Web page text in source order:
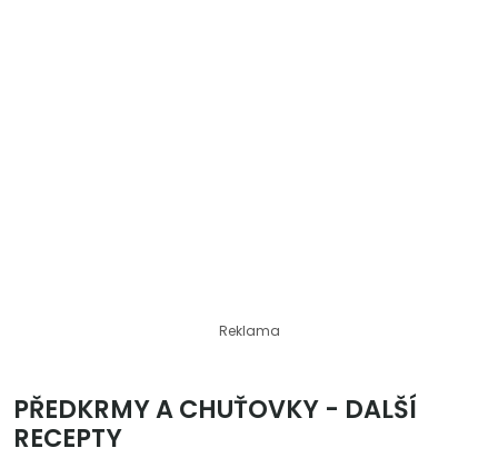
Reklama
PŘEDKRMY A CHUŤOVKY - DALŠÍ
RECEPTY